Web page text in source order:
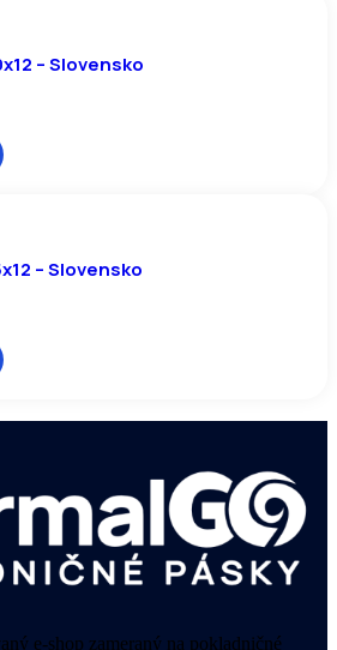
– Slovensko
– Slovensko
e-shop zameraný na pokladničné